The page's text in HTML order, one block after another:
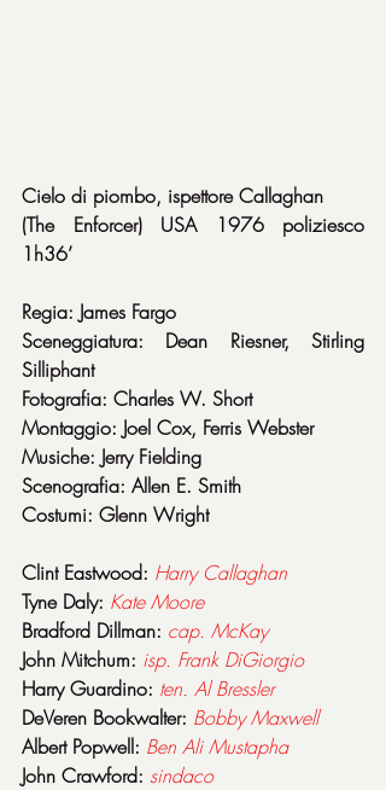
Cielo di piombo, ispettore Callaghan
(The Enforcer) USA 1976 poliziesco
1h36’
Regia: James Fargo
Sceneggiatura: Dean Riesner, Stirling
Silliphant
Fotografia: Charles W. Short
Montaggio: Joel Cox, Ferris Webster
Musiche: Jerry Fielding
Scenografia: Allen E. Smith
Costumi: Glenn Wright
Clint Eastwood: Harry Callaghan
Tyne Daly: Kate Moore
Bradford Dillman: cap. McKay
John Mitchum: isp. Frank DiGiorgio
Harry Guardino: ten. Al Bressler
DeVeren Bookwalter: Bobby Maxwell
Albert Popwell: Ben Ali Mustapha
John Crawford: sindaco